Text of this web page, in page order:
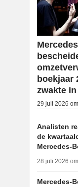
boekjaar
zwakte
29 juli 2026
Analisten
de
Mercedes-
28 juli 2026
Mercedes-